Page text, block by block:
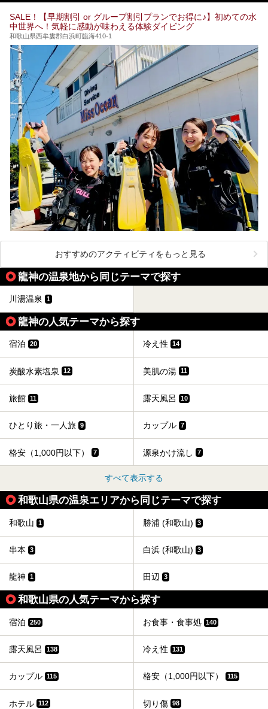
SALE！【早期割引 or グループ割引プランでお得に♪】初めての水
中世界へ！気軽に感動が味わえる体験ダイビング
和歌山県西牟婁郡白浜町臨海410-1
おすすめのアクティビティをもっと見る
龍神の温泉地から同じテーマで探す
川湯温泉 1
龍神の人気テーマから探す
宿泊 20 冷え性 14
炭酸水素塩泉 12 美肌の湯 11
旅館 11 露天風呂 10
ひとり旅・一人旅 9 カップル 7
格安（1,000円以下） 7 源泉かけ流し 7
すべて表示する
和歌山県の温泉エリアから同じテーマで探す
和歌山 1 勝浦 (和歌山) 3
串本 3 白浜 (和歌山) 3
龍神 1 田辺 3
和歌山県の人気テーマから探す
宿泊 250 お食事・食事処 140
露天風呂 138 冷え性 131
カップル 115 格安（1,000円以下） 115
ホテル 112 切り傷 98